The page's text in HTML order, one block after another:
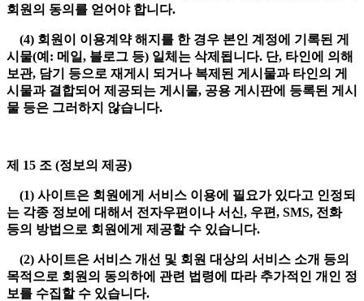
회원의 동의를 얻어야 합니다.
(4) 회원이 이용계약 해지를 한 경우 본인 계정에 기록된 게
시물(예: 메일, 블로그 등) 일체는 삭제됩니다. 단, 타인에 의해
보관, 담기 등으로 재게시 되거나 복제된 게시물과 타인의 게
시물과 결합되어 제공되는 게시물, 공용 게시판에 등록된 게시
물 등은 그러하지 않습니다.
제 15 조 (정보의 제공)
(1) 사이트은 회원에게 서비스 이용에 필요가 있다고 인정되
는 각종 정보에 대해서 전자우편이나 서신, 우편, SMS, 전화
등의 방법으로 회원에게 제공할 수 있습니다.
(2) 사이트은 서비스 개선 및 회원 대상의 서비스 소개 등의
목적으로 회원의 동의하에 관련 법령에 따라 추가적인 개인 정
보를 수집할 수 있습니다.